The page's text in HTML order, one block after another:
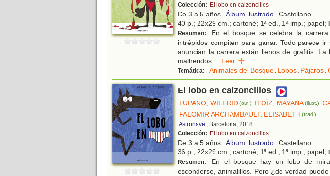
Colección: El lobo en calzoncillos
De 3 a 5 años. Álbum Ilustrado. Castellano.
40 p.; 22x29 cm.; cartoné; 1ª ed., 1ª imp.; papel;
Resumen:
En el bosque se celebra la
intrépidos compiten para ganar. Todo parece
anuncian la carrera están llenos de grafitis.
malheridos... Leer
Temática: Animales del Bosque, Lobos, Pájaros,
El lobo en calzoncillos
LUPANO, WILFRID(aut.) ITOÏZ, MAYANA(ilust.)
FALOMIR ARCHAMBAULT, ELISABETH (trad.)
Astronave , Barcelona, 2018
Colección: El lobo en calzoncillos
De 3 a 5 años. Álbum Ilustrado. Castellano.
36 p.; 22x29 cm.; cartoné; 1ª ed., 1ª imp.; papel;
Resumen:
En el bosque hay un lobo de
esconderse, animalillos. Pero ¿de verdad